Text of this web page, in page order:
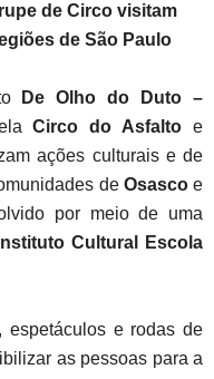
de Circo visitam
de São Paulo
De Olho do Duto –
Circo do Asfalto e
ações culturais e de
de Osasco e
por meio de uma
Instituto Cultural Escola
espetáculos e rodas de
as pessoas para a